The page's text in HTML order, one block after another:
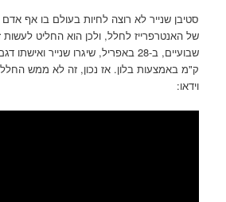
סטיבן שנייר לא רוצה לחיות בעולם בו אף
של האנטרפרייז לחלל, ולכן הוא החליט
ק"מ באמצעות בלון. אז נכון, זה לא ממש
וידאו: